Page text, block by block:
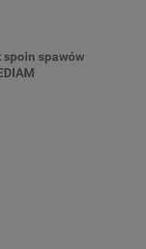
spoin spawów